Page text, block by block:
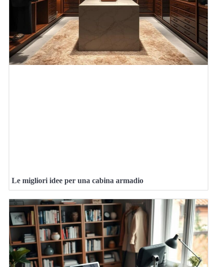
Le migliori idee per una cabina armadio